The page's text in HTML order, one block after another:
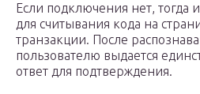
Если подключения нет, тогда
для считывания кода на
транзакции. После
пользователю выдается
ответ для подтверждения.